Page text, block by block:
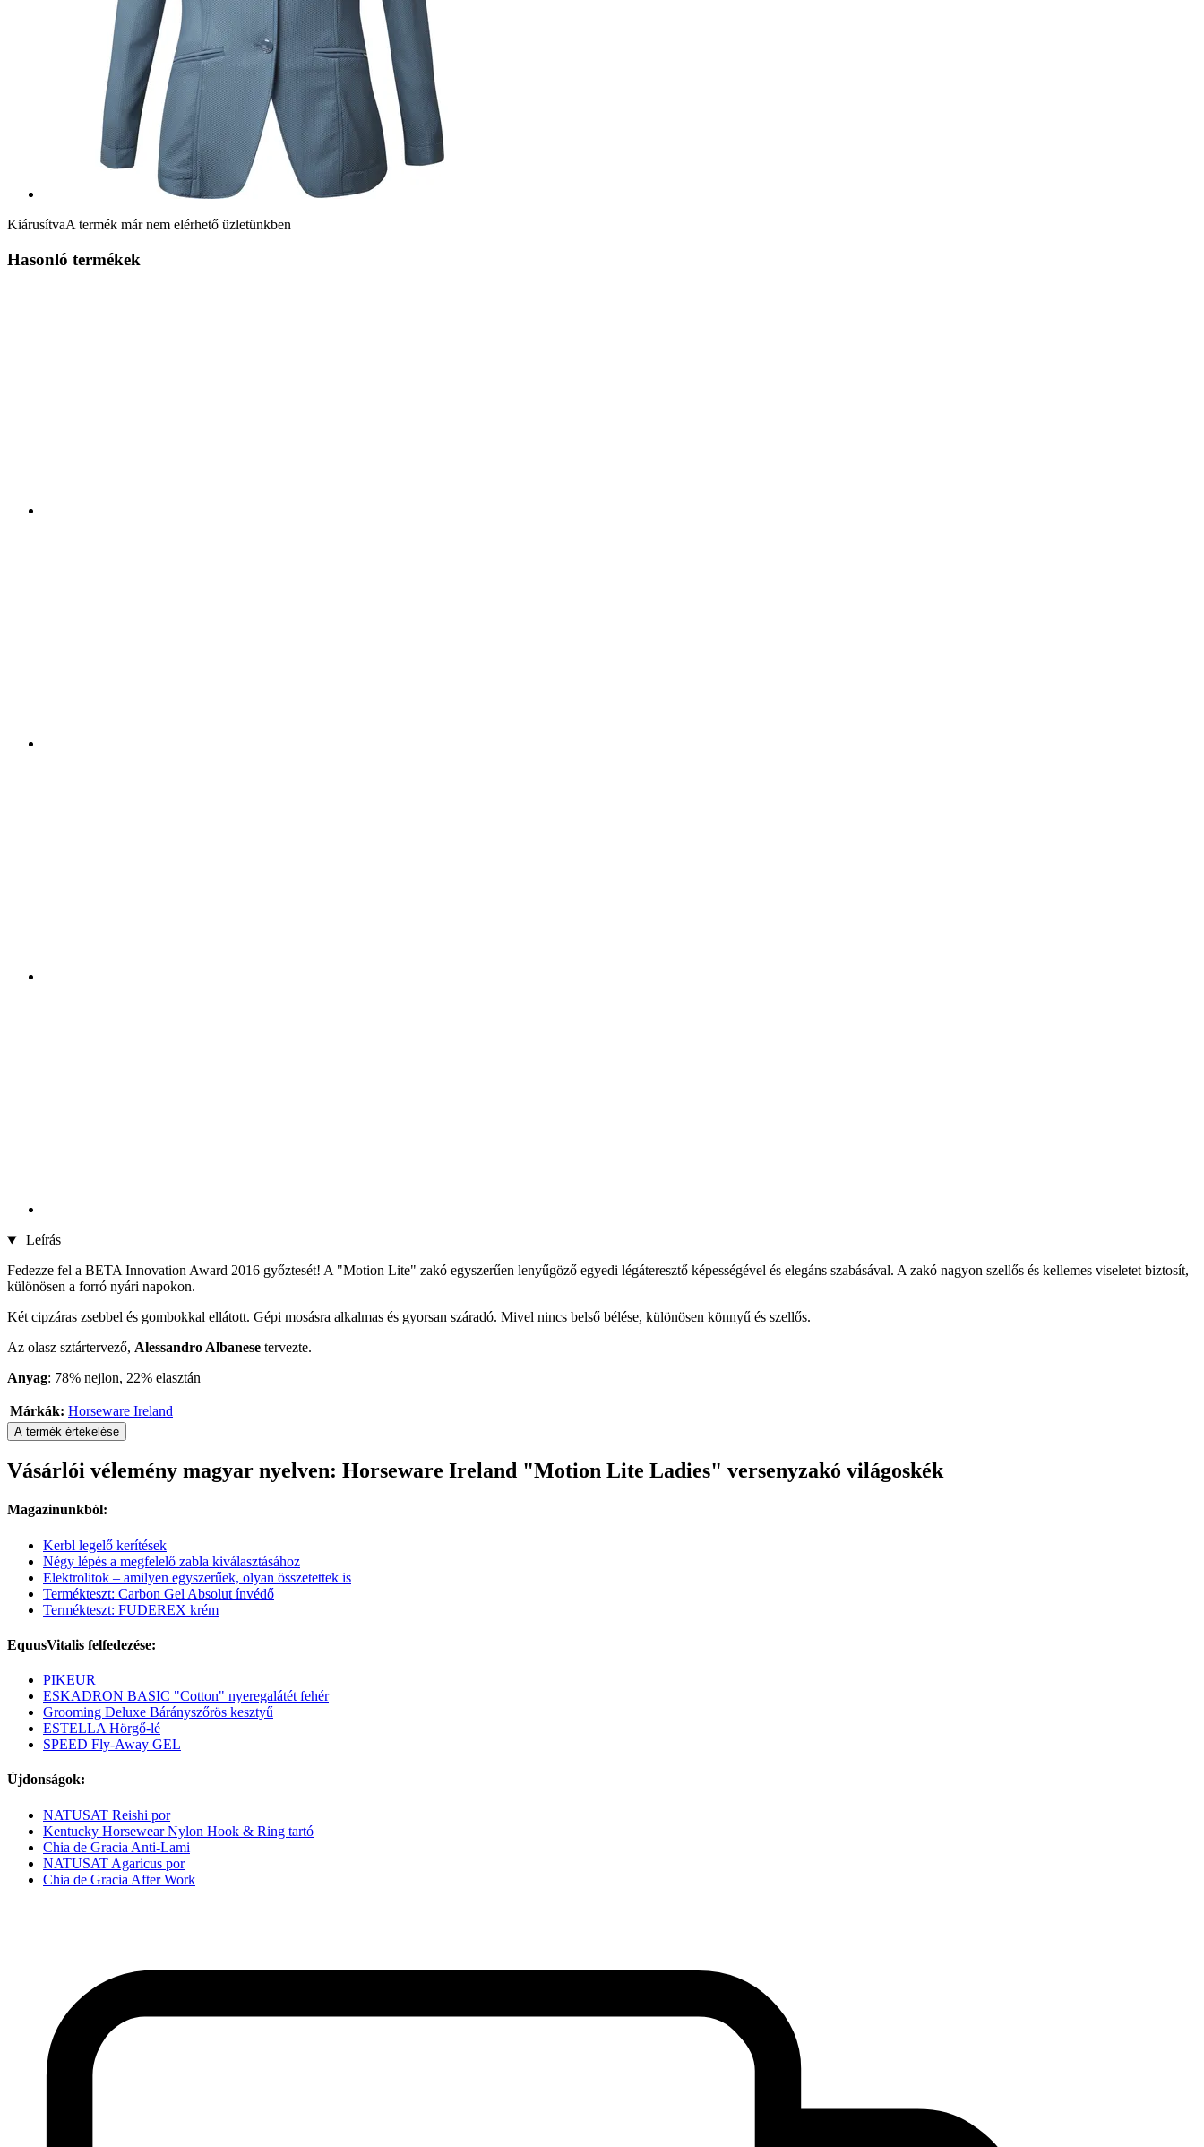
KiárusítvaA termék már nem elérhető üzletünkben
Hasonló termékek
Leírás
Fedezze fel a BETA Innovation Award 2016 győztesét! A "Motion Lite" zakó egyszerűen lenyűgöző egyedi légáteresztő képességével és elegáns szabásával. A zakó nagyon szellős és kellemes viseletet biztosít,
különösen a forró nyári napokon.
Két cipzáras zsebbel és gombokkal ellátott. Gépi mosásra alkalmas és gyorsan száradó. Mivel nincs belső bélése, különösen könnyű és szellős.
Az olasz sztártervező, Alessandro Albanese tervezte.
Anyag: 78% nejlon, 22% elasztán
Márkák: Horseware Ireland
A termék értékelése
Vásárlói vélemény magyar nyelven: Horseware Ireland "Motion Lite Ladies" versenyzakó világoskék
Magazinunkból:
Kerbl legelő kerítések
Négy lépés a megfelelő zabla kiválasztásához
Elektrolitok – amilyen egyszerűek, olyan összetettek is
Termékteszt: Carbon Gel Absolut ínvédő
Termékteszt: FUDEREX krém
EquusVitalis felfedezése:
PIKEUR
ESKADRON BASIC "Cotton" nyeregalátét fehér
Grooming Deluxe Bárányszőrös kesztyű
ESTELLA Hörgő-lé
SPEED Fly-Away GEL
Újdonságok:
NATUSAT Reishi por
Kentucky Horsewear Nylon Hook & Ring tartó
Chia de Gracia Anti-Lami
NATUSAT Agaricus por
Chia de Gracia After Work